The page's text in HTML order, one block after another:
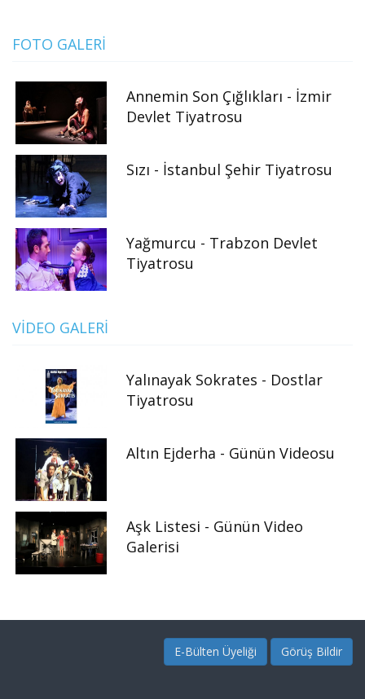
FOTO GALERI
Annemin Son Çığlıkları - İzmir
Devlet Tiyatrosu
Sızı - İstanbul Şehir Tiyatrosu
Yağmurcu - Trabzon Devlet
Tiyatrosu
VIDEO GALERI
Yalınayak Sokrates - Dostlar
Tiyatrosu
Altın Ejderha - Günün Videosu
Aşk Listesi - Günün Video
Galerisi
E-Bülten Üyeliği Görüş Bildir